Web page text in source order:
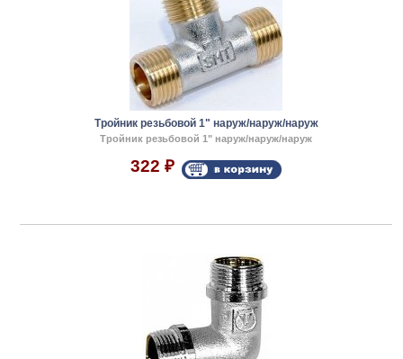
Тройник резьбовой 1" наруж/наруж/наруж
Тройник резьбовой 1" наруж/наруж/наруж
322 ₽